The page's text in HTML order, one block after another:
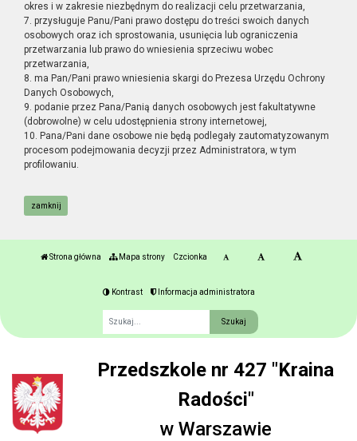
okres i w zakresie niezbędnym do realizacji celu przetwarzania,
7. przysługuje Panu/Pani prawo dostępu do treści swoich danych
osobowych oraz ich sprostowania, usunięcia lub ograniczenia
przetwarzania lub prawo do wniesienia sprzeciwu wobec
przetwarzania,
8. ma Pan/Pani prawo wniesienia skargi do Prezesa Urzędu Ochrony
Danych Osobowych,
9. podanie przez Pana/Panią danych osobowych jest fakultatywne
(dobrowolne) w celu udostępnienia strony internetowej,
10. Pana/Pani dane osobowe nie będą podlegały zautomatyzowanym
procesom podejmowania decyzji przez Administratora, w tym
profilowaniu.
zamknij
Strona główna Mapa strony Czcionka
Kontrast Informacja administratora
Przedszkole nr 427 "Kraina
Radości"
w Warszawie